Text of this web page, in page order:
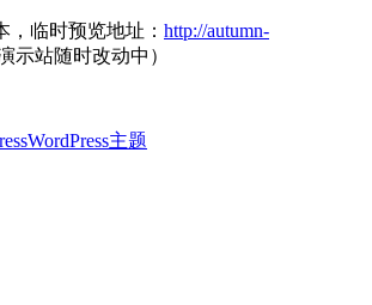
，临时预览地址： http://autumn-
示站随时改动中）
WordPress主题